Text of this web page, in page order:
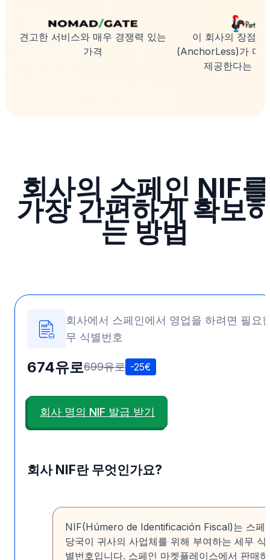
견고한 서비스와 매우 경쟁력 있는
가격
이 회사의 장점은
(AnchorLess)가 다
제공한다는 점
회사의 스페인 NIF를
가장 간편하게 확보
는 방법
회사에서 스페인에서 영업을 하려면 필요
무 식별번호
674유로699유로 -25€
회사 명의 NIF 발급 받기
회사 NIF란 무엇인가요?
NIF(Нúmero de Identificación Fiscal)는 스페
당국이 귀사의 사업체를 위해 부여하는 세무 식
별번호입니다. 스페인 마켓플레이스에서 판매하